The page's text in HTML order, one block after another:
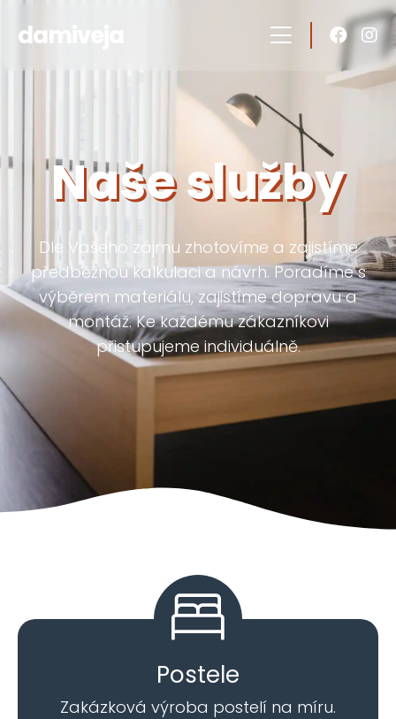
damiveja
Naše služby
Dle Vašeho zájmu zhotovíme a zajistíme
předběžnou kalkulaci a návrh. Poradíme s
výběrem materiálu, zajistíme dopravu a
montáž. Ke každému zákazníkovi
přistupujeme individuálně.
Postele
Zakázková výroba postelí na míru.